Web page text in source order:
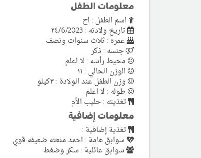
معلومات الطفل
اسم الطفل : اح
تاريخ ولادته : ٢٤/6/2023
عمره : ثلاث سنوات ونصف
جنسه : ذكر
محيط رأسه : لا اعلم
الوزن الحالي : ١١
وزن الطفل عند الولادة : ٣كيلو
طوله : لا اعلم
تغذيته : حليب الأم
معلومات إضافية
تغذية إضافية :
سوابق هامة : احمد منعته ضعيفه قوي
سوابق عائلية : سكر وضغط